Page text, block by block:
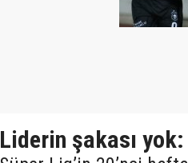
Liderin şakası